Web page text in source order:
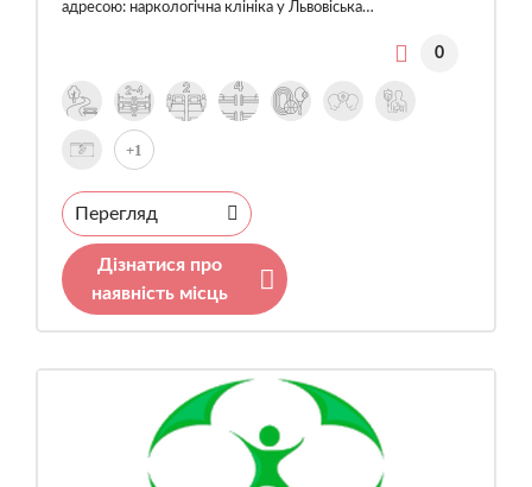
адресою: наркологічна клініка у Львовіська…
0
+1
Перегляд
Дізнатися про
наявність місць